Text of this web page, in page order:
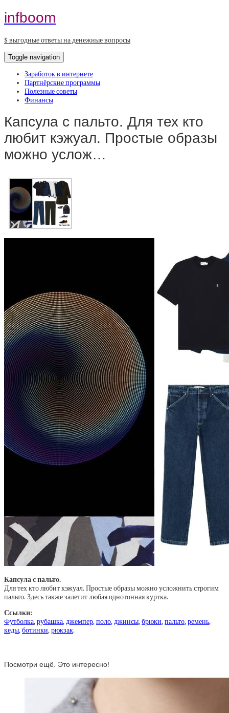
infboom
$ выгодные ответы на денежные вопросы
Toggle navigation
Заработок в интернете
Партнёрские программы
Полезные советы
Финансы
Капсула с пальто. Для тех кто
любит кэжуал. Простые образы
можно услож…
Капсула с пальто.
Для тех кто любит кэжуал. Простые образы можно усложнить строгим
пальто. Здесь также залетит любая однотонная куртка.
Ссылки:
Футболка,рубашка,джемпер,поло,джинсы,брюки,пальто,ремень,
кеды,ботинки,рюкзак.
Посмотри ещё. Это интересно!